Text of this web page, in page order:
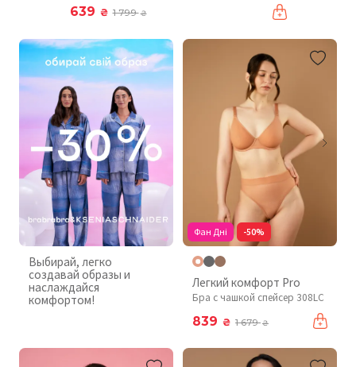
639 ₴ 1 799₴
Выбирай, легко
создавай образы и
наслаждайся
комфортом!
Фан Дні -50%
Легкий комфорт Pro
Бра с чашкой спейсер 308LC
839 ₴ 1 679₴